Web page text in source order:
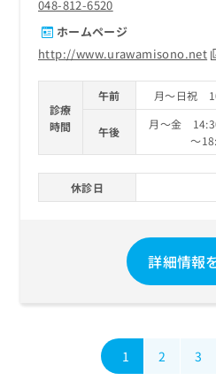
048-812-6520
ホームページ
http://www.urawamisono.net
診療
時間
午前 月～日祝
午後
月～金
～
休診日
詳細情報
1 2 3